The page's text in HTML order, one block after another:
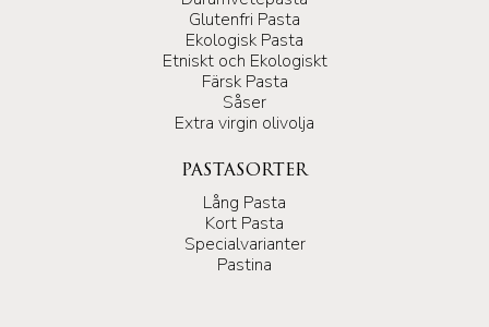
Glutenfri Pasta
Ekologisk Pasta
Etniskt och Ekologiskt
Färsk Pasta
Såser
Extra virgin olivolja
PASTASORTER
Lång Pasta
Kort Pasta
Specialvarianter
Pastina